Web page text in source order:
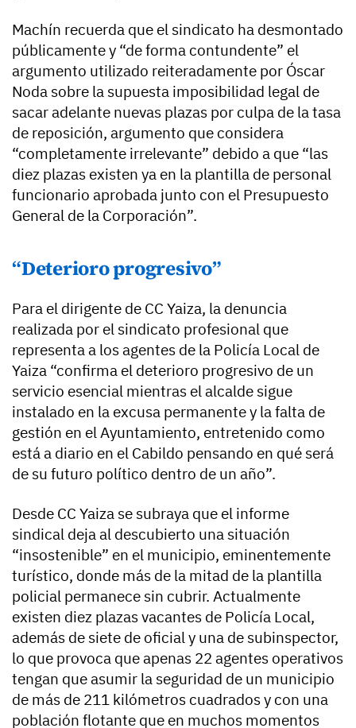
Machín recuerda que el sindicato ha desmontado
públicamente y “de forma contundente” el
argumento utilizado reiteradamente por Óscar
Noda sobre la supuesta imposibilidad legal de
sacar adelante nuevas plazas por culpa de la tasa
de reposición, argumento que considera
“completamente irrelevante” debido a que “las
diez plazas existen ya en la plantilla de personal
funcionario aprobada junto con el Presupuesto
General de la Corporación”.
“Deterioro progresivo”
Para el dirigente de CC Yaiza, la denuncia
realizada por el sindicato profesional que
representa a los agentes de la Policía Local de
Yaiza “confirma el deterioro progresivo de un
servicio esencial mientras el alcalde sigue
instalado en la excusa permanente y la falta de
gestión en el Ayuntamiento, entretenido como
está a diario en el Cabildo pensando en qué será
de su futuro político dentro de un año”.
Desde CC Yaiza se subraya que el informe
sindical deja al descubierto una situación
“insostenible” en el municipio, eminentemente
turístico, donde más de la mitad de la plantilla
policial permanece sin cubrir. Actualmente
existen diez plazas vacantes de Policía Local,
además de siete de oficial y una de subinspector,
lo que provoca que apenas 22 agentes operativos
tengan que asumir la seguridad de un municipio
de más de 211 kilómetros cuadrados y con una
población flotante que en muchos momentos